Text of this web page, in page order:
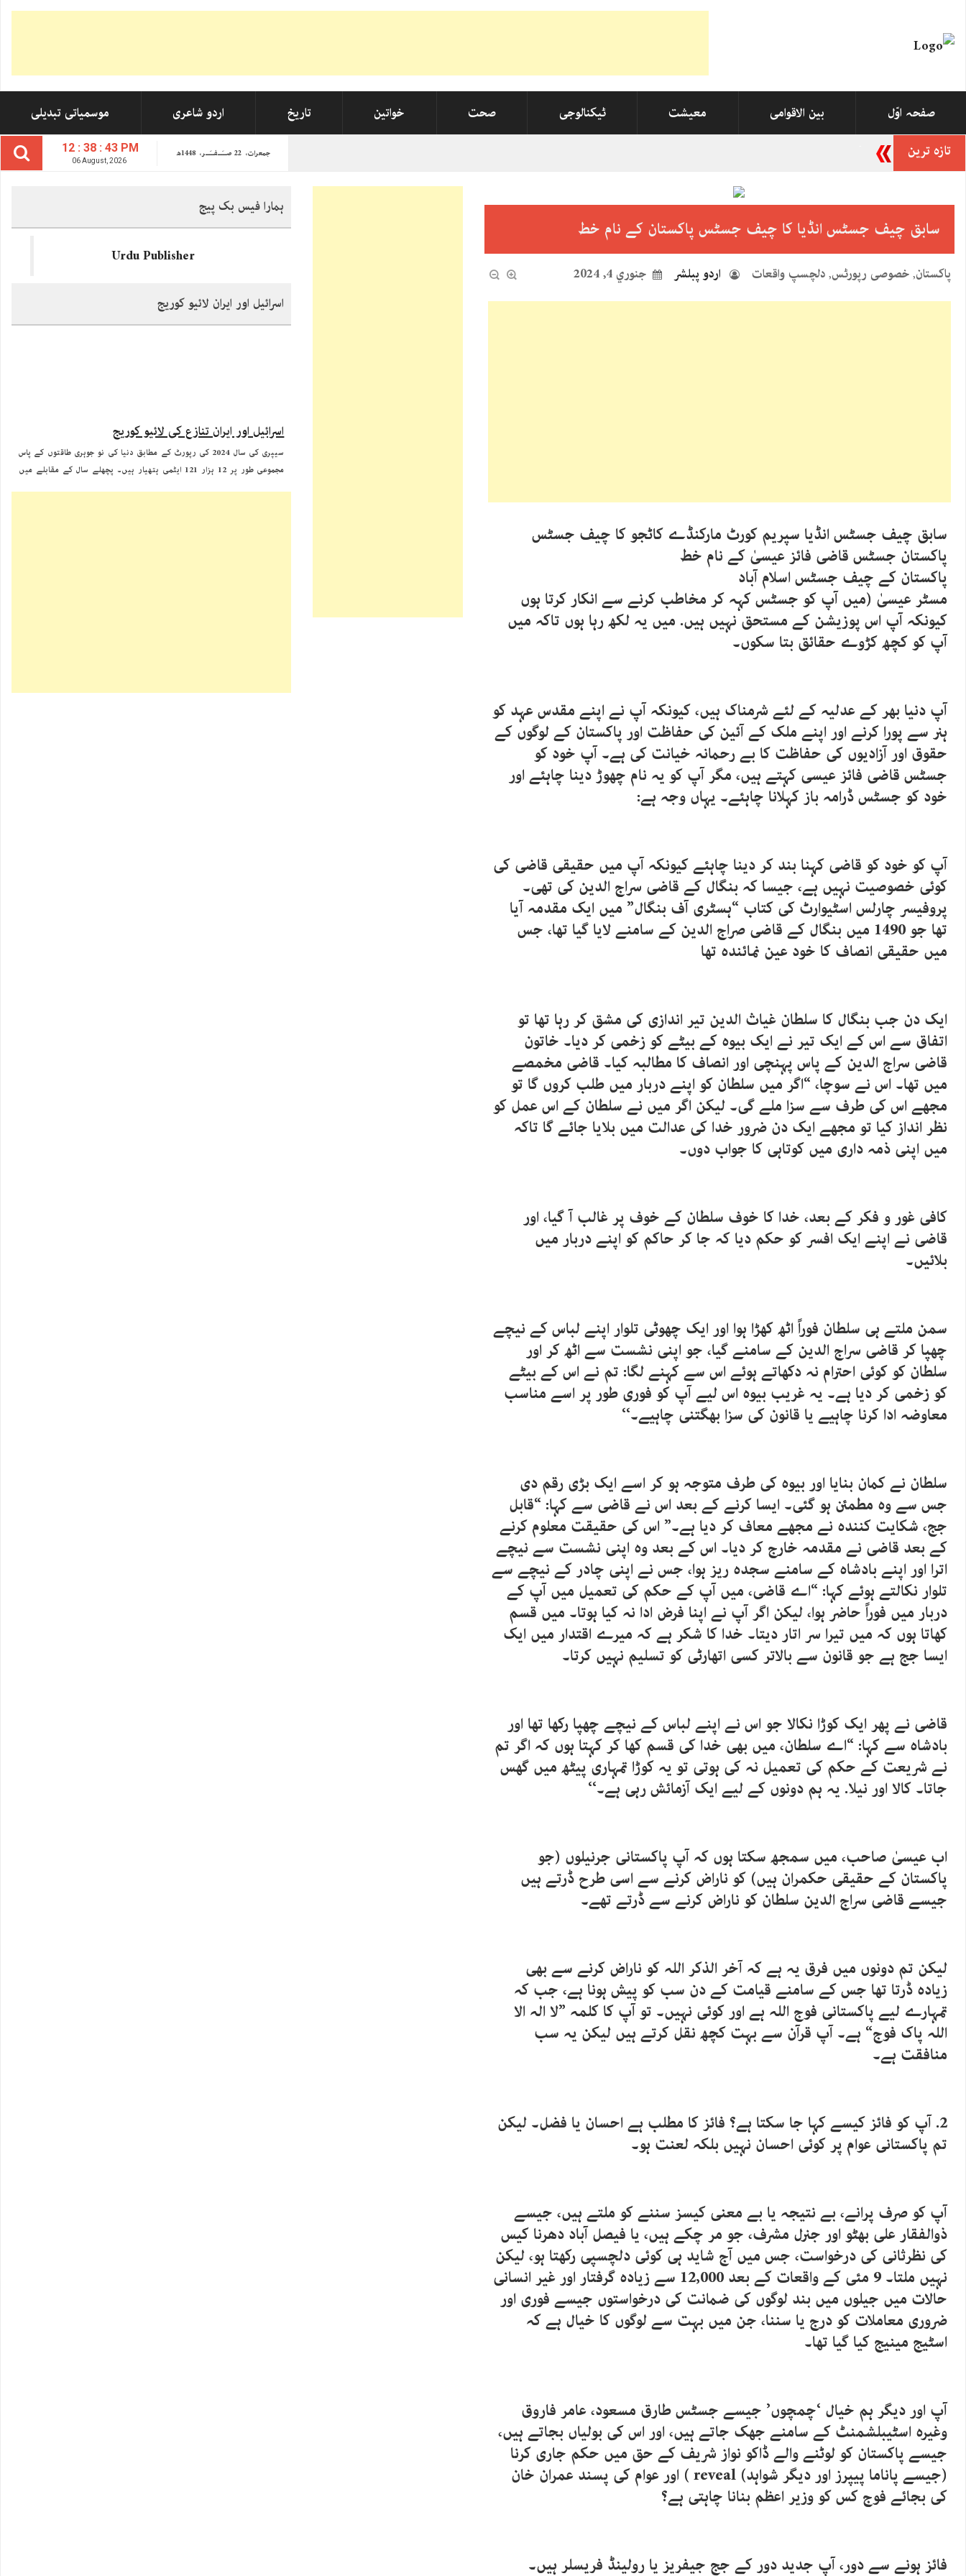
صفحہ اوّل بین الاقوامی معیشت ٹیکنالوجی صحت خواتین تاریخ اردو شاعری موسمیاتی تبدیلی
12 : 38 : 44 PM
06 August, 2026
جمعرات، 22 صــَــفــَــر، 1448ھ تازہ ترین
سابق چیف جسٹس انڈیا کا چیف جسٹس پاکستان کے نام خط
پاکستان, خصوصی رپورٹس, دلچسپ واقعات اردو پبلشر جنوري 4, 2024
سابق چیف جسٹس انڈیا سپریم کورٹ مارکنڈے کاٹجو کا چیف جسٹس
پاکستان جسٹس قاضی فائز عیسیٰ کے نام خط
پاکستان کے چیف جسٹس اسلام آباد
مسٹر عیسیٰ (میں آپ کو جسٹس کہہ کر مخاطب کرنے سے انکار کرتا ہوں
کیونکہ آپ اس پوزیشن کے مستحق نہیں ہیں. میں یہ لکھ رہا ہوں تاکہ میں
آپ کو کچھ کڑوے حقائق بتا سکوں۔
آپ دنیا بھر کے عدلیہ کے لئے شرمناک ہیں، کیونکہ آپ نے اپنے مقدس عہد کو
ہنر سے پورا کرنے اور اپنے ملک کے آئین کی حفاظت اور پاکستان کے لوگوں کے
حقوق اور آزادیوں کی حفاظت کا بے رحمانہ خیانت کی ہے۔ آپ خود کو
جسٹس قاضی فائز عیسی کہتے ہیں، مگر آپ کو یہ نام چھوڑ دینا چاہئے اور
خود کو جسٹس ڈرامہ باز کہلانا چاہئے۔ یہاں وجہ ہے:
آپ کو خود کو قاضی کہنا بند کر دینا چاہئے کیونکہ آپ میں حقیقی قاضی کی
کوئی خصوصیت نہیں ہے، جیسا کہ بنگال کے قاضی سراج الدین کی تھی۔
پروفیسر چارلس اسٹیوارٹ کی کتاب “ہسٹری آف بنگال” میں ایک مقدمہ آیا
تھا جو 1490 میں بنگال کے قاضی صراج الدین کے سامنے لایا گیا تھا، جس
میں حقیقی انصاف کا خود عین نمائندہ تھا
ایک دن جب بنگال کا سلطان غیاث الدین تیر اندازی کی مشق کر رہا تھا تو
اتفاق سے اس کے ایک تیر نے ایک بیوہ کے بیٹے کو زخمی کر دیا۔ خاتون
قاضی سراج الدین کے پاس پہنچی اور انصاف کا مطالبہ کیا۔ قاضی مخمصے
میں تھا۔ اس نے سوچا، “اگر میں سلطان کو اپنے دربار میں طلب کروں گا تو
مجھے اس کی طرف سے سزا ملے گی۔ لیکن اگر میں نے سلطان کے اس عمل کو
نظر انداز کیا تو مجھے ایک دن ضرور خدا کی عدالت میں بلایا جائے گا تاکہ
میں اپنی ذمہ داری میں کوتاہی کا جواب دوں۔
کافی غور و فکر کے بعد، خدا کا خوف سلطان کے خوف پر غالب آ گیا، اور
قاضی نے اپنے ایک افسر کو حکم دیا کہ جا کر حاکم کو اپنے دربار میں
بلائیں۔
سمن ملتے ہی سلطان فوراً اٹھ کھڑا ہوا اور ایک چھوٹی تلوار اپنے لباس کے نیچے
چھپا کر قاضی سراج الدین کے سامنے گیا، جو اپنی نشست سے اٹھ کر اور
سلطان کو کوئی احترام نہ دکھاتے ہوئے اس سے کہنے لگا: تم نے اس کے بیٹے
کو زخمی کر دیا ہے۔ یہ غریب بیوہ اس لیے آپ کو فوری طور پر اسے مناسب
معاوضہ ادا کرنا چاہیے یا قانون کی سزا بھگتنی چاہیے۔‘‘
سلطان نے کمان بنایا اور بیوہ کی طرف متوجہ ہو کر اسے ایک بڑی رقم دی
جس سے وہ مطمئن ہو گئی۔ ایسا کرنے کے بعد اس نے قاضی سے کہا: “قابل
جج، شکایت کنندہ نے مجھے معاف کر دیا ہے۔” اس کی حقیقت معلوم کرنے
کے بعد قاضی نے مقدمہ خارج کر دیا۔ اس کے بعد وہ اپنی نشست سے نیچے
اترا اور اپنے بادشاہ کے سامنے سجدہ ریز ہوا، جس نے اپنی چادر کے نیچے سے
تلوار نکالتے ہوئے کہا: “اے قاضی، میں آپ کے حکم کی تعمیل میں آپ کے
دربار میں فوراً حاضر ہوا، لیکن اگر آپ نے اپنا فرض ادا نہ کیا ہوتا۔ میں قسم
کھاتا ہوں کہ میں تیرا سر اتار دیتا۔ خدا کا شکر ہے کہ میرے اقتدار میں ایک
ایسا جج ہے جو قانون سے بالاتر کسی اتھارٹی کو تسلیم نہیں کرتا۔
قاضی نے پھر ایک کوڑا نکالا جو اس نے اپنے لباس کے نیچے چھپا رکھا تھا اور
بادشاہ سے کہا: “اے سلطان، میں بھی خدا کی قسم کھا کر کہتا ہوں کہ اگر تم
نے شریعت کے حکم کی تعمیل نہ کی ہوتی تو یہ کوڑا تمہاری پیٹھ میں گھس
جاتا۔ کالا اور نیلا. یہ ہم دونوں کے لیے ایک آزمائش رہی ہے۔‘‘
اب عیسیٰ صاحب، میں سمجھ سکتا ہوں کہ آپ پاکستانی جرنیلوں (جو
پاکستان کے حقیقی حکمران ہیں) کو ناراض کرنے سے اسی طرح ڈرتے ہیں
جیسے قاضی سراج الدین سلطان کو ناراض کرنے سے ڈرتے تھے۔
لیکن تم دونوں میں فرق یہ ہے کہ آخر الذکر اللہ کو ناراض کرنے سے بھی
زیادہ ڈرتا تھا جس کے سامنے قیامت کے دن سب کو پیش ہونا ہے، جب کہ
تمہارے لیے پاکستانی فوج اللہ ہے اور کوئی نہیں۔ تو آپ کا کلمہ ”لا الہ الا
اللہ پاک فوج“ ہے۔ آپ قرآن سے بہت کچھ نقل کرتے ہیں لیکن یہ سب
منافقت ہے۔
2. آپ کو فائز کیسے کہا جا سکتا ہے؟ فائز کا مطلب ہے احسان یا فضل۔ لیکن
تم پاکستانی عوام پر کوئی احسان نہیں بلکہ لعنت ہو۔
آپ کو صرف پرانے، بے نتیجہ یا بے معنی کیسز سننے کو ملتے ہیں، جیسے
ذوالفقار علی بھٹو اور جنرل مشرف، جو مر چکے ہیں، یا فیصل آباد دھرنا کیس
کی نظرثانی کی درخواست، جس میں آج شاید ہی کوئی دلچسپی رکھتا ہو، لیکن
نہیں ملتا۔ 9 مئی کے واقعات کے بعد 12,000 سے زیادہ گرفتار اور غیر انسانی
حالات میں جیلوں میں بند لوگوں کی ضمانت کی درخواستوں جیسے فوری اور
ضروری معاملات کو درج یا سننا، جن میں بہت سے لوگوں کا خیال ہے کہ
اسٹیج مینیج کیا گیا تھا۔
آپ اور دیگر ہم خیال ‘چمچوں’ جیسے جسٹس طارق مسعود، عامر فاروق
وغیرہ اسٹیبلشمنٹ کے سامنے جھک جاتے ہیں، اور اس کی بولیاں بجاتے ہیں،
جیسے پاکستان کو لوٹنے والے ڈاکو نواز شریف کے حق میں حکم جاری کرنا
(جیسے پاناما پیپرز اور دیگر شواہد) reveal ) اور عوام کی پسند عمران خان
کی بجائے فوج کس کو وزیر اعظم بنانا چاہتی ہے؟
فائز ہونے سے دور، آپ جدید دور کے جج جیفریز یا رولینڈ فریسلر ہیں۔
ہمارا فیس بک پیج
Urdu Publisher
اسرائیل اور ایران لائیو کوریج
سیپری کی سال 2024 کی رپورٹ کے مطابق دنیا کی نو جوہری طاقتوں کے پاس
مجموعی طور پر 12 ہزار 121 ایٹمی ہتھیار ہیں۔ پچھلے سال کے مقابلے میں
عالمی جوہری ہتھیاروں کی تعداد میں تقریبا 390 وار ہیذز کی کمی آئی ہے۔